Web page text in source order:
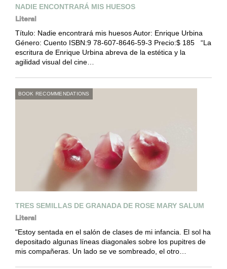
NADIE ENCONTRARÁ MIS HUESOS
Literal
Título: Nadie encontrará mis huesos Autor: Enrique Urbina
Género: Cuento ISBN:9 78-607-8646-59-3 Precio:$ 185 “La
escritura de Enrique Urbina abreva de la estética y la
agilidad visual del cine…
BOOK RECOMMENDATIONS
TRES SEMILLAS DE GRANADA DE ROSE MARY SALUM
Literal
"Estoy sentada en el salón de clases de mi infancia. El sol ha
depositado algunas líneas diagonales sobre los pupitres de
mis compañeras. Un lado se ve sombreado, el otro…